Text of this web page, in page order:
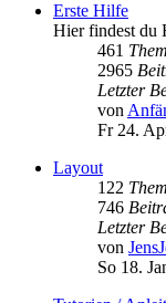
Erste Hilfe
Hier findest du
461
2965
Letzter
von
Fr 24.
Layout
122
746
Letzter
von
So 18.